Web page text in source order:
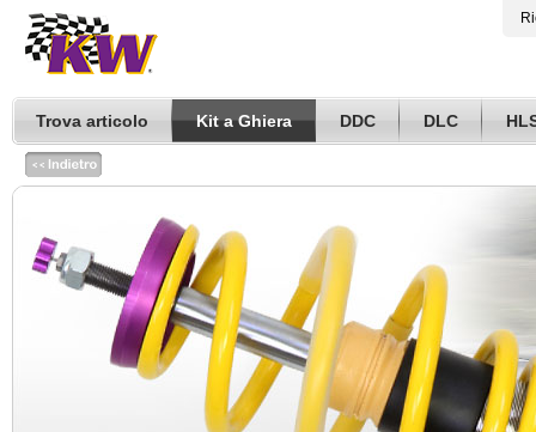
Trova articolo Kit a Ghiera DDC DLC